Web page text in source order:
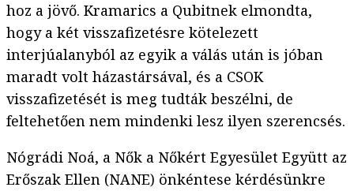
hoz a jövő. Kramarics a Qubitnek elmondta,
hogy a két visszafizetésre kötelezett
interjúalanyból az egyik a válás után is jóban
maradt volt házastársával, és a CSOK
visszafizetését is meg tudták beszélni, de
feltehetően nem mindenki lesz ilyen szerencsés.
Nógrádi Noá, a Nők a Nőkért Egyesület Együtt az
Erőszak Ellen (NANE) önkéntese kérdésünkre